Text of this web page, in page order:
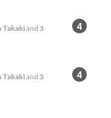
4
Takakiand 3
4
Takakiand 3